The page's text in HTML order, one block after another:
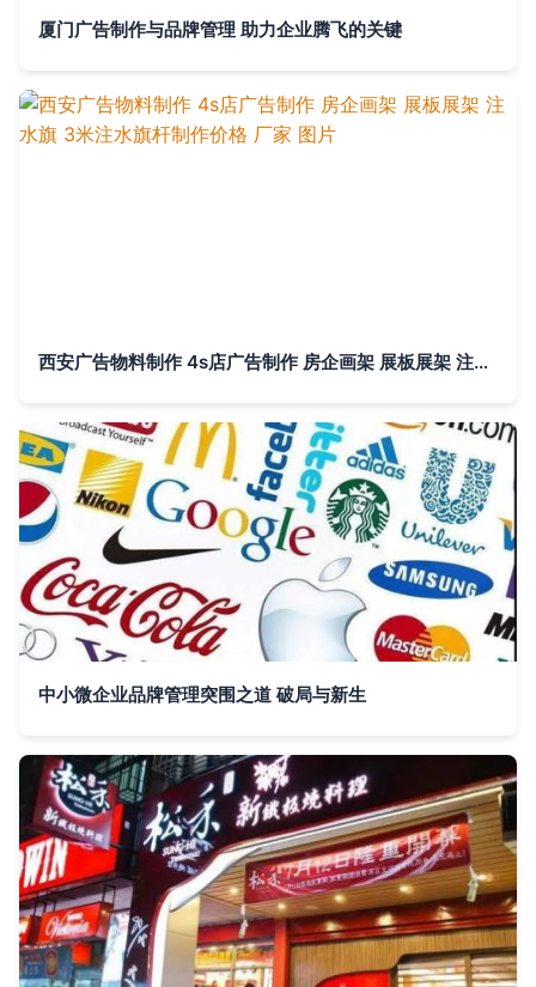
厦门广告制作与品牌管理 助力企业腾飞的关键
西安广告物料制作 4s店广告制作 房企画架 展板展架 注水旗 3米注水旗杆制作价格 厂家 图片
中小微企业品牌管理突围之道 破局与新生